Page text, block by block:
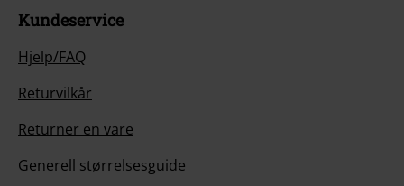
Kundeservice
Hjelp/FAQ
Returvilkår
Returner en vare
Generell størrelsesguide